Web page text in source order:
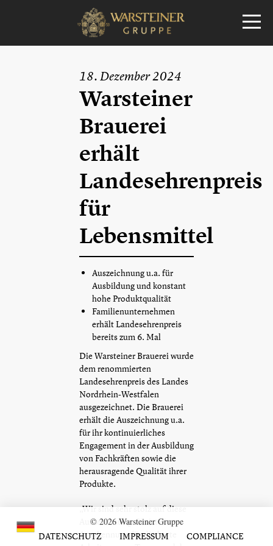
18. Dezember 2024
Warsteiner
Brauerei
erhält
Landesehrenpreis
für
Lebensmittel
Auszeichnung u.a. für
Ausbildung und konstant
hohe Produktqualität
Familienunternehmen
erhält Landesehrenpreis
bereits zum 6. Mal
Die Warsteiner Brauerei wurde
dem renommierten
Landesehrenpreis des Landes
Nordrhein-Westfalen
ausgezeichnet. Die Brauerei
erhält die Auszeichnung u.a.
für ihr kontinuierliches
Engagement in der Ausbildung
von Fachkräften sowie die
herausragende Qualität ihrer
Produkte.
„Wir sind sehr stolz auf diese
Auszeichnung. Sie ist eine
Anerkennung für die harte
© 2026 Warsteiner Gruppe
DATENSCHUTZ
IMPRESSUM COMPLIANCE